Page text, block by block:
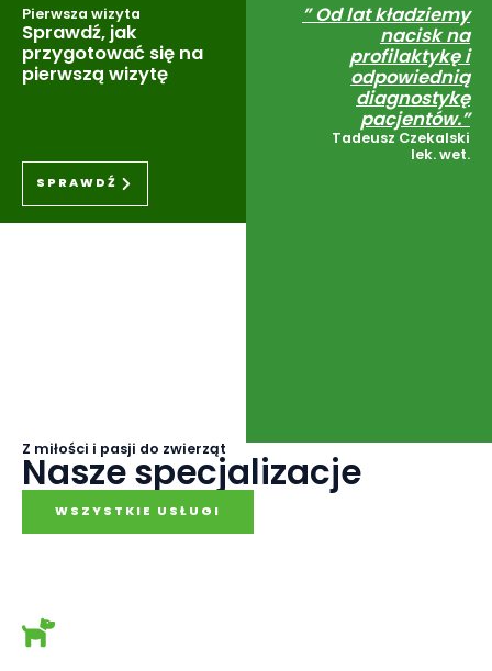
Pierwsza wizyta
Sprawdź, jak
przygotować się na
pierwszą wizytę
SPRAWDŹ
” Od lat kładziemy
nacisk na
profilaktykę i
odpowiednią
diagnostykę
pacjentów.”
Tadeusz Czekalski
lek. wet.
Z miłości i pasji do zwierząt
Nasze specjalizacje
WSZYSTKIE USŁUGI